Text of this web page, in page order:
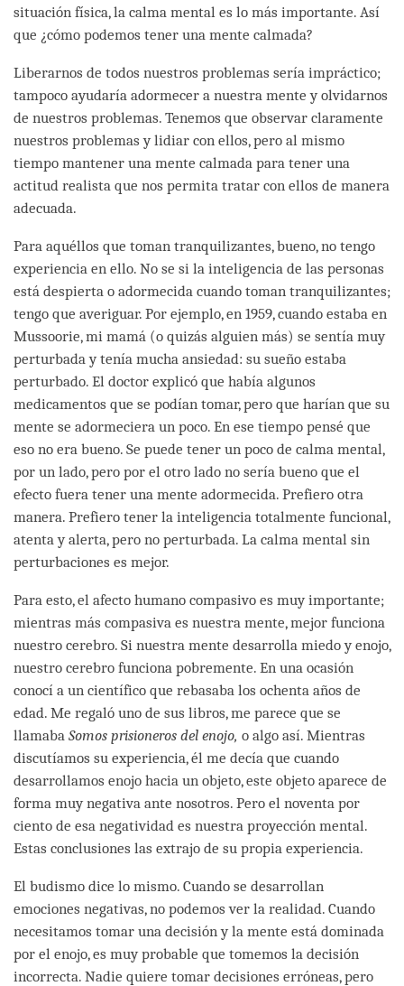
situación física, la calma mental es lo más importante. Así
que ¿cómo podemos tener una mente calmada?
Liberarnos de todos nuestros problemas sería impráctico;
tampoco ayudaría adormecer a nuestra mente y olvidarnos
de nuestros problemas. Tenemos que observar claramente
nuestros problemas y lidiar con ellos, pero al mismo
tiempo mantener una mente calmada para tener una
actitud realista que nos permita tratar con ellos de manera
adecuada.
Para aquéllos que toman tranquilizantes, bueno, no tengo
experiencia en ello. No se si la inteligencia de las personas
está despierta o adormecida cuando toman tranquilizantes;
tengo que averiguar. Por ejemplo, en 1959, cuando estaba en
Mussoorie, mi mamá (o quizás alguien más) se sentía muy
perturbada y tenía mucha ansiedad: su sueño estaba
perturbado. El doctor explicó que había algunos
medicamentos que se podían tomar, pero que harían que su
mente se adormeciera un poco. En ese tiempo pensé que
eso no era bueno. Se puede tener un poco de calma mental,
por un lado, pero por el otro lado no sería bueno que el
efecto fuera tener una mente adormecida. Prefiero otra
manera. Prefiero tener la inteligencia totalmente funcional,
atenta y alerta, pero no perturbada. La calma mental sin
perturbaciones es mejor.
Para esto, el afecto humano compasivo es muy importante;
mientras más compasiva es nuestra mente, mejor funciona
nuestro cerebro. Si nuestra mente desarrolla miedo y enojo,
nuestro cerebro funciona pobremente. En una ocasión
conocí a un científico que rebasaba los ochenta años de
edad. Me regaló uno de sus libros, me parece que se
llamaba Somos prisioneros del enojo, o algo así. Mientras
discutíamos su experiencia, él me decía que cuando
desarrollamos enojo hacia un objeto, este objeto aparece de
forma muy negativa ante nosotros. Pero el noventa por
ciento de esa negatividad es nuestra proyección mental.
Estas conclusiones las extrajo de su propia experiencia.
El budismo dice lo mismo. Cuando se desarrollan
emociones negativas, no podemos ver la realidad. Cuando
necesitamos tomar una decisión y la mente está dominada
por el enojo, es muy probable que tomemos la decisión
incorrecta. Nadie quiere tomar decisiones erróneas, pero